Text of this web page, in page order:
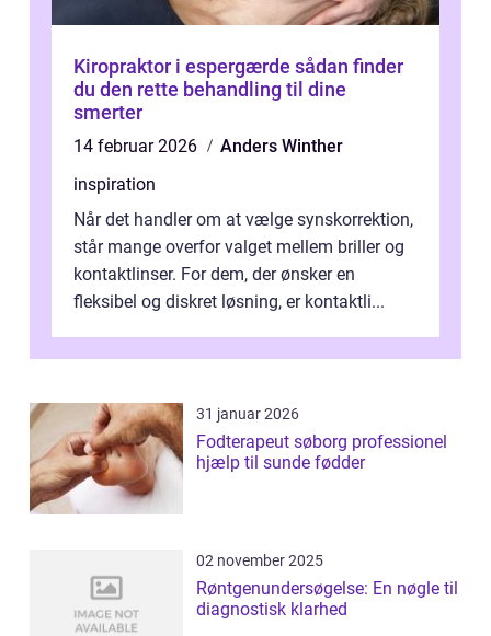
Kiropraktor i espergærde sådan finder
du den rette behandling til dine
smerter
14 februar 2026
Anders Winther
inspiration
Når det handler om at vælge synskorrektion,
står mange overfor valget mellem briller og
kontaktlinser. For dem, der ønsker en
fleksibel og diskret løsning, er kontaktli...
31 januar 2026
Fodterapeut søborg professionel
hjælp til sunde fødder
02 november 2025
Røntgenundersøgelse: En nøgle til
diagnostisk klarhed